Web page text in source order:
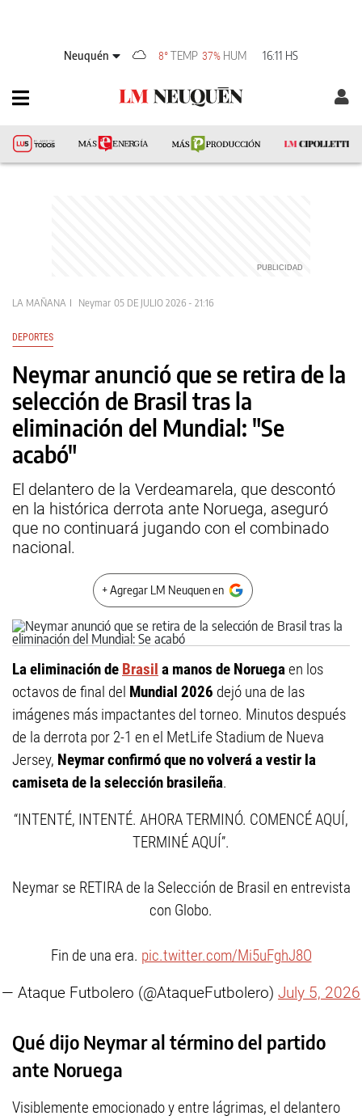
Neuquén 8° TEMP 37% HUM 16:11 HS
LA MAÑANA Neymar 05 DE JULIO 2026 - 21:16
DEPORTES
Neymar anunció que se retira de la
selección de Brasil tras la
eliminación del Mundial: "Se
acabó"
El delantero de la Verdeamarela, que descontó
en la histórica derrota ante Noruega, aseguró
que no continuará jugando con el combinado
nacional.
+ Agregar LM Neuquen en
La eliminación de Brasil a manos de Noruegaen los
octavos de final del Mundial 2026 dejó una de las
imágenes más impactantes del torneo. Minutos después
de la derrota por 2-1 en el MetLife Stadium de Nueva
Jersey, Neymar confirmó que no volverá a vestir la
camiseta de la selección brasileña.
“INTENTÉ, INTENTÉ. AHORA TERMINÓ. COMENCÉ AQUÍ,
TERMINÉ AQUÍ”.
Neymar se RETIRA de la Selección de Brasil en entrevista
con Globo.
Fin de una era. pic.twitter.com/Mi5uFghJ8O
— Ataque Futbolero (@AtaqueFutbolero) July 5, 2026
Qué dijo Neymar al término del partido
ante Noruega
Visiblemente emocionado y entre lágrimas, el delantero